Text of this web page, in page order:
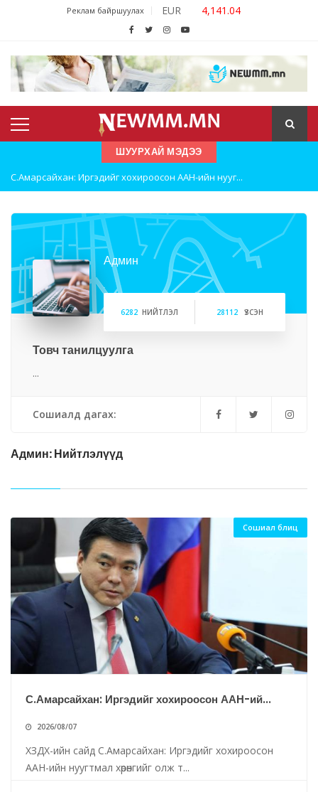
Реклам байршуулах EUR 4,141.04
ШУУРХАЙ МЭДЭЭ
С.Амарсайхан: Иргэдийг хохироосон ААН-ийн нууг...
Улаанбаатарт хоногт 250 м³ лаг боловсруулах ү...
Админ
.
6282 НИЙТЛЭЛ 28112 ҮЗСЭН
Товч танилцуулга
...
Сошиалд дагах:
Админ: Нийтлэлүүд
Сошиал блиц
С.Амарсайхан: Иргэдийг хохироосон ААН-ий...
2026/08/07
ХЗДХ-ийн сайд С.Амарсайхан: Иргэдийг хохироосон
ААН-ийн нуугтмал хөрөнгийг олж т...